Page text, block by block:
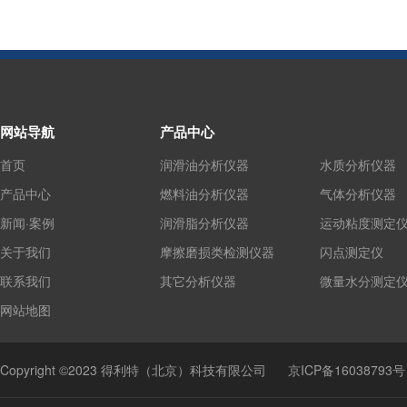
网站导航
首页
产品中心
新闻·案例
关于我们
联系我们
网站地图
产品中心
润滑油分析仪器
燃料油分析仪器
润滑脂分析仪器
摩擦磨损类检测仪器
其它分析仪器
水质分析仪器
气体分析仪器
运动粘度测定
闪点测定仪
微量水分测定
Copyright ©2023 得利特（北京）科技有限公司 京ICP备16038793号